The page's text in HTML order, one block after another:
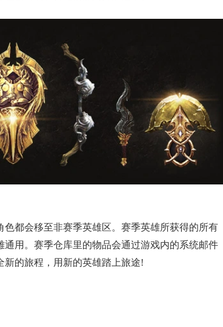
都会移至非赛季英雄区。赛季英雄所获得的所有
通用。赛季仓库里的物品会通过游戏内的系统邮件
新的旅程，用新的英雄踏上旅途!